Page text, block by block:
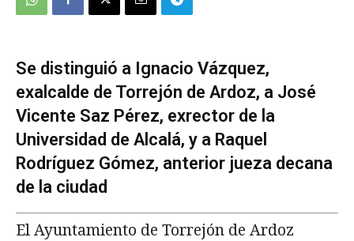
Se distinguió a Ignacio Vázquez,
exalcalde de Torrejón de Ardoz, a José
Vicente Saz Pérez, exrector de la
Universidad de Alcalá, y a Raquel
Rodríguez Gómez, anterior jueza decana
de la ciudad
El Ayuntamiento de Torrejón de Ardoz